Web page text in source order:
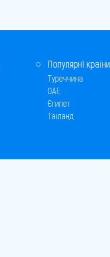
Популярні країни
Туреччина
ОАЕ
Єгипет
Таїланд